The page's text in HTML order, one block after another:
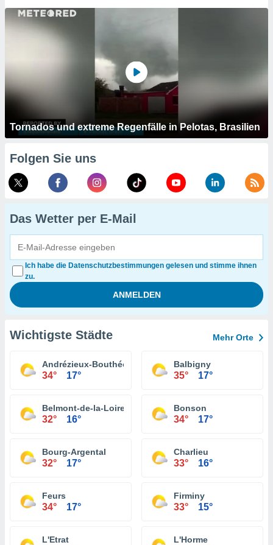
Tornados und extreme Regenfälle in Pelotas, Brasilien
Folgen Sie uns
Das Wetter per E-Mail
Ich habe die Datenschutzbestimmungen gelesen und stimme ihnen
zu.
Wichtigste Städte Mehr Orte
Andrézieux-Bouthéon
34° 17°
Balbigny
35° 17°
Belmont-de-la-Loire
32° 16°
Bonson
34° 17°
Bourg-Argental
32° 17°
Charlieu
33° 16°
Feurs
34° 17°
Firminy
33° 15°
L'Etrat L'Horme